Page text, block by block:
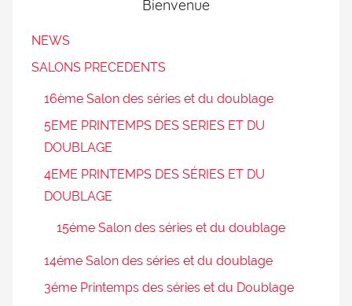
Bienvenue
NEWS
SALONS PRECEDENTS
16ème Salon des séries et du doublage
5EME PRINTEMPS DES SERIES ET DU
DOUBLAGE
4EME PRINTEMPS DES SÉRIES ET DU
DOUBLAGE
15éme Salon des séries et du doublage
14éme Salon des séries et du doublage
3éme Printemps des séries et du Doublage